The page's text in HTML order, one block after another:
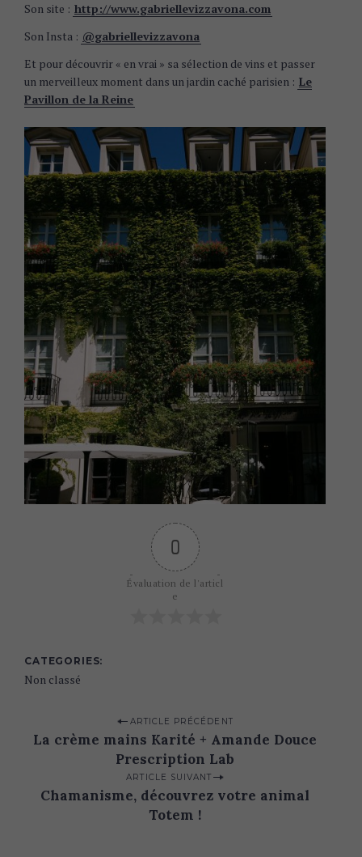
Son site : http://www.gabriellevizzavona.com
Son Insta : @gabriellevizzavona
Et pour découvrir « en vrai » sa sélection de vins et passer
un merveilleux moment dans un jardin caché parisien : Le
Pavillon de la Reine
0
Évaluation de l'articl
e
CATEGORIES
Non classé
o
ARTICLE PRÉCÉDENT
La crème mains Karité + Amande Douce
Prescription Lab
ARTICLE SUIVANT
Chamanisme, découvrez votre animal
Totem !